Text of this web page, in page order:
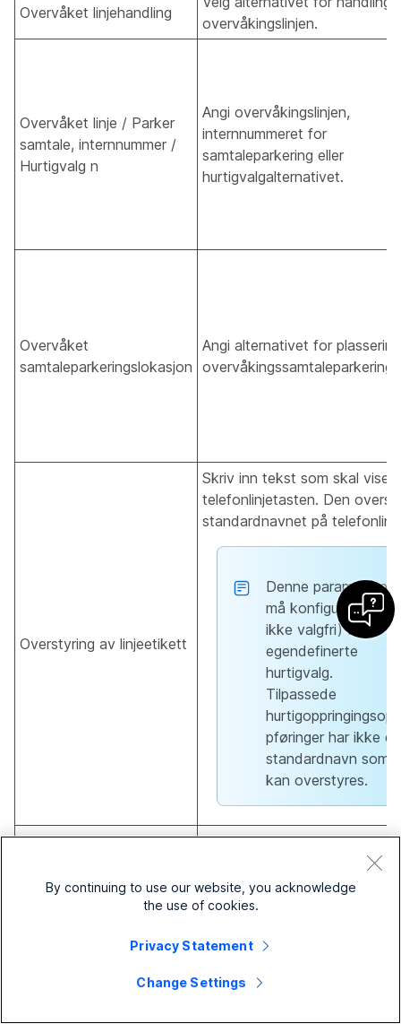
Overvåket linjehandling
overvåkingslinjen.
Overvåket linje / Parker
samtale, internnummer /
Hurtigvalg n
Angi overvåkingslinjen,
internnummeret for
samtaleparkering eller
hurtigvalgalternativet.
Overvåket
samtaleparkeringslokasjon
Angi alternativet for
overvåkingssamtaleparkering.
Overstyring av linjeetikett
Skriv inn tekst som skal vises
telefonlinjetasten. Den
standardnavnet på
Denne parameteren
må konfigureres (er
ikke valgfri) for
egendefinerte
hurtigvalg.
Tilpassede
hurtigoppringingsop
pføringer har ikke et
standardnavn som
kan overstyres.
hurtigvalgtelefonnummer
Brukes kun for egendefinerte
destinasjonsnummeret som
ringes.
Personvern Automatisk
Velg alternativet for privat
automatisk svarperson.
By continuing to use our website, you acknowledge
the use of cookies.
Privacy Statement
Change Settings